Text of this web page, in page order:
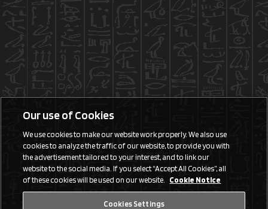
Our use of Cookies
We use cookies to make our website work properly. We also use
cookies to analyze the traffic of our website, to provide you with
the advertisement tailored to your interest, and to link our
website to the social media. If you select “Accept All Cookies”, all
of these cookies will be used on our website. Cookie Notice
Cookies Settings